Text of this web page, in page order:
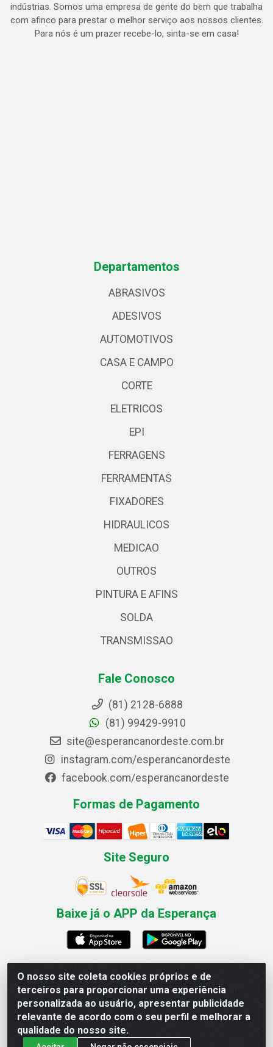
O nosso site coleta cookies próprios e de
terceiros para proporcionar uma experiência
personalizada ao usuário, apresentar publicidade
relevante de acordo com o seu perfil e melhorar a
qualidade do nosso site.
indústrias. Somos uma empresa de gente do bem que trabalha
com afinco para prestar o melhor serviço aos nossos clientes.
Para nós é um prazer recebe-lo, sinta-se em casa!
Departamentos
ABRASIVOS
ADESIVOS
AUTOMOTIVOS
CASA E CAMPO
CORTE
ELETRICOS
EPI
FERRAGENS
FERRAMENTAS
FIXADORES
HIDRAULICOS
MEDICAO
OUTROS
PINTURA E AFINS
SOLDA
TRANSMISSAO
Fale Conosco
(81) 2128-6888
(81) 99429-9910
site@esperancanordeste.com.br
instagram.com/esperancanordeste
facebook.com/esperancanordeste
Formas de Pagamento
Site Seguro
Baixe já o APP da Esperança
Esperança Nordeste - Rua Professor Caldas Filho, 291 -
Estância - Recife / PE CEP: 50771-335 - CNPJ
03.666.136/0001-23